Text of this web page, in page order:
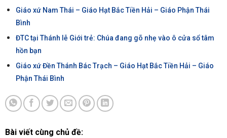
Giáo xứ Nam Thái – Giáo Hạt Bắc Tiền Hải – Giáo Phận Thái
Bình
ĐTC tại Thánh lễ Giới trẻ: Chúa đang gõ nhẹ vào ô cửa sổ tâm
hồn bạn
Giáo xứ Đền Thánh Bác Trạch – Giáo Hạt Bắc Tiền Hải – Giáo
Phận Thái Bình
Bài viết cùng chủ đề: